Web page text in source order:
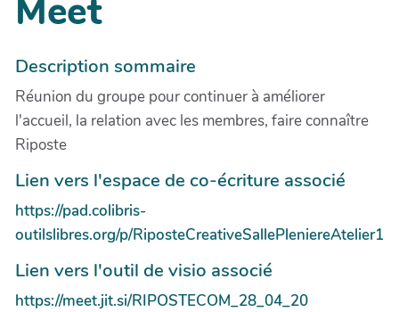
Meet
Description sommaire
Réunion du groupe pour continuer à améliorer
l'accueil, la relation avec les membres, faire connaître
Riposte
Lien vers l'espace de co-écriture associé
https://pad.colibris-
outilslibres.org/p/RiposteCreativeSallePleniereAtelier1
Lien vers l'outil de visio associé
https://meet.jit.si/RIPOSTECOM_28_04_20